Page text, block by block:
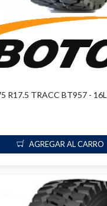
R17.5 TRACC BT957 - 16L
AGREGAR AL CARRO